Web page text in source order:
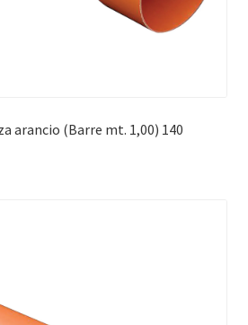
arancio (Barre mt. 1,00) 140